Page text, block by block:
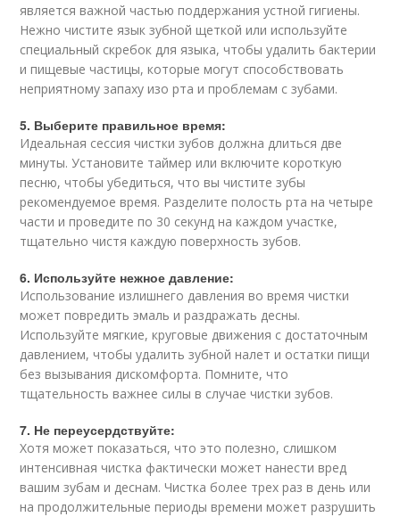
является важной частью поддержания устной гигиены.
Нежно чистите язык зубной щеткой или используйте
специальный скребок для языка, чтобы удалить бактерии
и пищевые частицы, которые могут способствовать
неприятному запаху изо рта и проблемам с зубами.
5. Выберите правильное время:
Идеальная сессия чистки зубов должна длиться две
минуты. Установите таймер или включите короткую
песню, чтобы убедиться, что вы чистите зубы
рекомендуемое время. Разделите полость рта на четыре
части и проведите по 30 секунд на каждом участке,
тщательно чистя каждую поверхность зубов.
6. Используйте нежное давление:
Использование излишнего давления во время чистки
может повредить эмаль и раздражать десны.
Используйте мягкие, круговые движения с достаточным
давлением, чтобы удалить зубной налет и остатки пищи
без вызывания дискомфорта. Помните, что
тщательность важнее силы в случае чистки зубов.
7. Не переусердствуйте:
Хотя может показаться, что это полезно, слишком
интенсивная чистка фактически может нанести вред
вашим зубам и деснам. Чистка более трех раз в день или
на продолжительные периоды времени может разрушить